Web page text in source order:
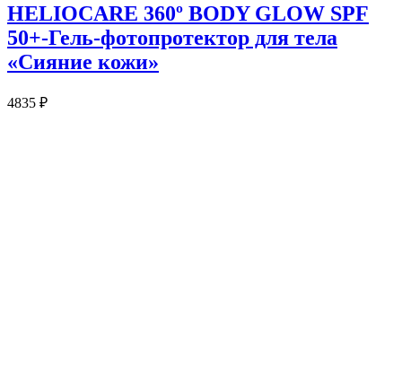
HELIOCARE 360º BODY GLOW SPF
50+-Гель-фотопротектор для тела
«Сияние кожи»
4835 ₽